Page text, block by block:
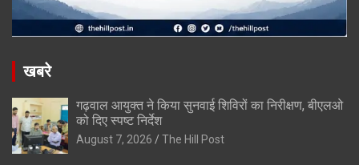
खबरे
गढ़वाल आयुक्त ने किया सुनवाई शिविरों का निरीक्षण, बीएलओ
को दिए स्पष्ट निर्देश
August 7, 2026 The Hill Post